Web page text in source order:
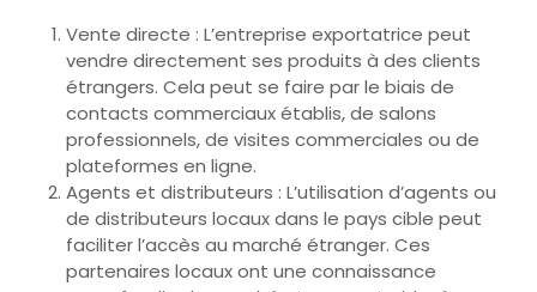
Vente directe : L’entreprise exportatrice peut
vendre directement ses produits à des clients
étrangers. Cela peut se faire par le biais de
contacts commerciaux établis, de salons
professionnels, de visites commerciales ou de
plateformes en ligne.
Agents et distributeurs : L’utilisation d’agents ou
de distributeurs locaux dans le pays cible peut
faciliter l’accès au marché étranger. Ces
partenaires locaux ont une connaissance